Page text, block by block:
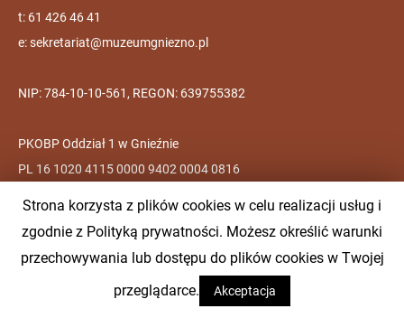
t: 61 426 46 41
e:sekretariat@muzeumgniezno.pl
NIP: 784-10-10-561, REGON: 639755382
PKOBP Oddział 1 w Gnieźnie
PL 16 1020 4115 0000 9402 0004 0816
e:
rezerwacje@muzeumgniezno.pl
Strona korzysta z plików cookies w celu realizacji usług i
zgodnie z Polityką prywatności. Możesz określić warunki
przechowywania lub dostępu do plików cookies w Twojej
przeglądarce.
Akceptacja